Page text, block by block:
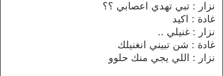
نزار : تبي تهدي اعصابي ؟؟
غادة : اكيد
نزار : غنيلي ..
غادة : شن تبيني انغنيلك
نزار : اللي يجي منك حلوو